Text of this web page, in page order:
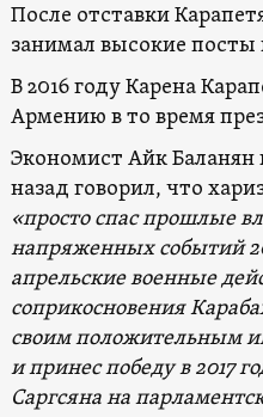
После отставки
занимал высокие посты
В 2016 году Карена
Армению в то время
Экономист Айк Баланян
назад говорил, что
«просто спас прошлые
напряженных событий
апрельские военные
соприкосновения
своим положительным
и принес победу в 2017
Саргсяна на